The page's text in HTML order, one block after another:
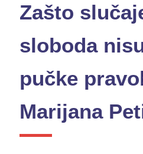
Zašto
sloboda
pučke
Marijana